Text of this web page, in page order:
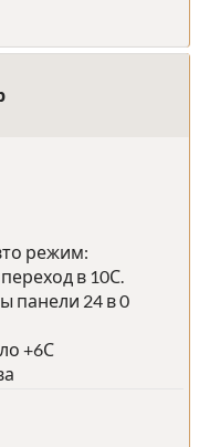
режим:
в 10С.
панели 24 в 0
+6С